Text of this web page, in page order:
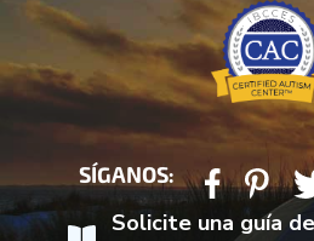
SÍGANOS:
Solicite una guía